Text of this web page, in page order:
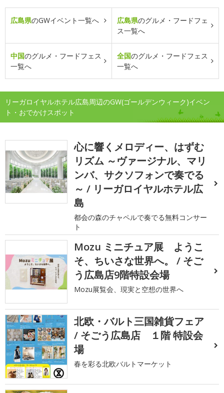
広島県のGWイベント一覧へ 広島県のグルメ・フードフェ
ス一覧へ
中国のグルメ・フードフェス
一覧へ
全国のグルメ・フードフェス
一覧へ
リーガロイヤルホテル広島周辺のGW(ゴールデンウィーク)イベン
ト・おでかけスポット
心に響くメロディー、はずむ
リズム ～ヴァージナル、マリ
ンバ、サクソフォンで奏でる
～ / リーガロイヤルホテル広
島
都会の森のチャペルで奏でる無料コンサー
ト
Mozu ミニチュア展 ようこ
そ、ちいさな世界へ。 / そご
う広島店9階特設会場
Mozu展覧会、現実と空想の世界へ
北欧・バルト三国雑貨フェア
/ そごう広島店 １階 特設会
場
春を彩る北欧バルトマーケット